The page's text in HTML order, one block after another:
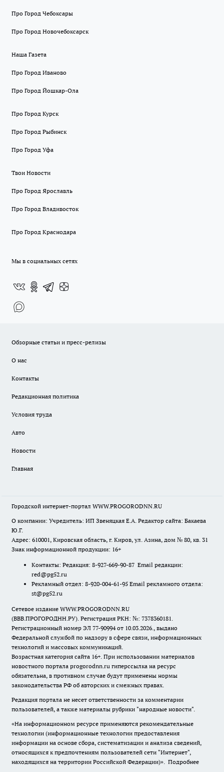
Про Город Чебоксары
Про Город Новочебоксарск
Наша Газета
Про Город Иваново
Про Город Йошкар-Ола
Про Город Курск
Про Город Рыбинск
Про Город Уфа
Твои Новости
Про Город Ярославль
Про Город Владивосток
Про Город Краснодара
Мы в социальных сетях
Обзорные статьи и пресс-релизы
О нас
Контакты
Редакционная политика
Условия труда
Авто
Новости
Главная
Городской интернет-портал WWW.PROGORODNN.RU
О компании: Учредитель: ИП Звеняцкая Е.А. Редактор сайта: Бакаева
Ю.Г.
Адрес: 610001, Кировская область, г. Киров, ул. Азина, дом № 80, кв. 31
Знак информационной продукции: 16+
Контакты: Редакция: 8-927-669-90-87 Email редакции:
red@pg52.ru
Рекламный отдел: 8-920-004-61-95 Email рекламного отдела:
st@pg52.ru
Сетевое издание WWW.PROGORODNN.RU
(ВВВ.ПРОГОРОДНН.РУ). Регистрация РКН: №: 7378360181.
Регистрационный номер ЭЛ 77-90994 от 10.03.2026., выдано
Федеральной службой по надзору в сфере связи, информационных
технологий и массовых коммуникаций.
Возрастная категория сайта 16+. При использовании материалов
новостного портала progorodnn.ru гиперссылка на ресурс
обязательна, в противном случае будут применены нормы
законодательства РФ об авторских и смежных правах.
Редакция портала не несет ответственности за комментарии
пользователей, а также материалы рубрики "народные новости".
«На информационном ресурсе применяются рекомендательные
технологии (информационные технологии предоставления
информации на основе сбора, систематизации и анализа сведений,
относящихся к предпочтениям пользователей сети "Интернет",
находящихся на территории Российской Федерации)». Подробнее